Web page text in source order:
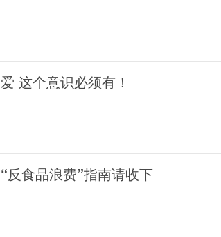
这个意识必须有！
反食品浪费”指南请收下